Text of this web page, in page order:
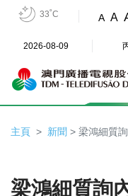
33˚C A A
2026-08-09
主頁 新聞 > 梁鴻細質
梁鴻細質詢